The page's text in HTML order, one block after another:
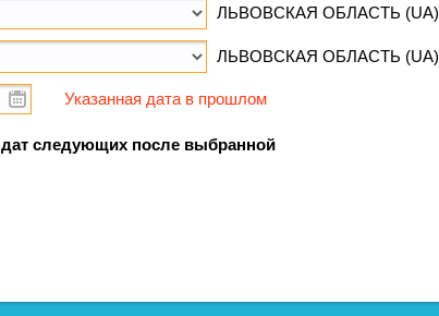
ЛЬВОВСКАЯ ОБЛАСТЬ (UA)
ЛЬВОВСКАЯ ОБЛАСТЬ (UA)
Указанная дата в прошлом
дат следующих после выбранной